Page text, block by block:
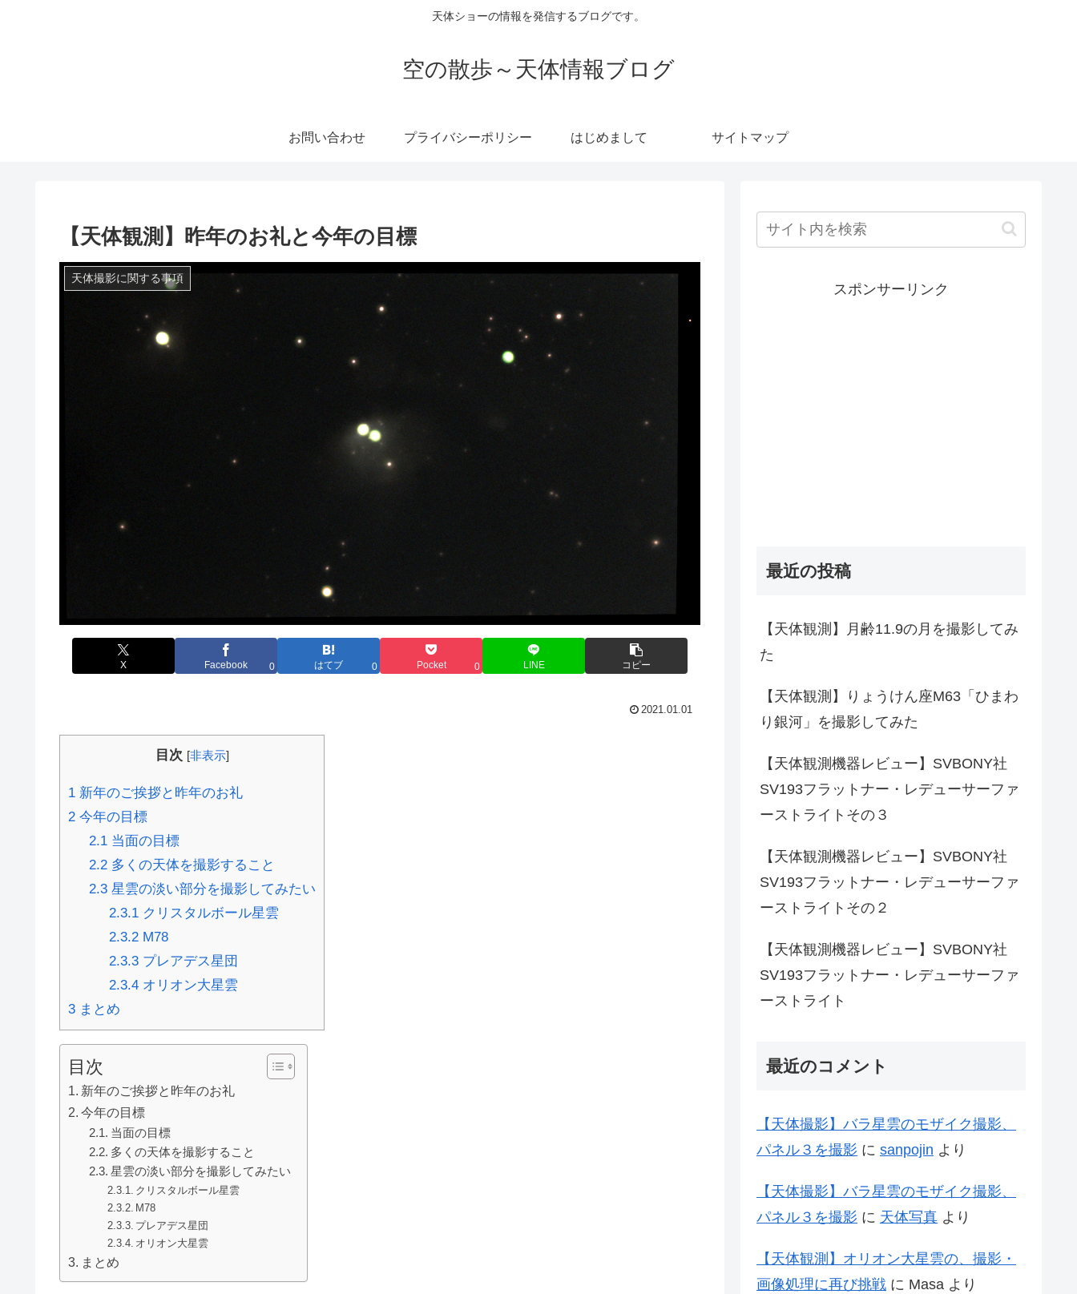
天体ショーの情報を発信するブログです。
空の散歩～天体情報ブログ
お問い合わせ プライバシーポリシー はじめまして サイトマップ
【天体観測】昨年のお礼と今年の目標
天体撮影に関する事項
X Facebook 0 はてブ 0 Pocket 0 LINE コピー
2021.01.01
目次 [非表示]
1 新年のご挨拶と昨年のお礼
2 今年の目標
2.1当面の目標
2.2多くの天体を撮影すること
2.3星雲の淡い部分を撮影してみたい
2.3.1 クリスタルボール星雲
2.3.2 M78
2.3.3 プレアデス星団
2.3.4 オリオン大星雲
3 まとめ
目次
新年のご挨拶と昨年のお礼
今年の目標
当面の目標
多くの天体を撮影すること
星雲の淡い部分を撮影してみたい
クリスタルボール星雲
M78
プレアデス星団
オリオン大星雲
まとめ
スポンサーリンク
最近の投稿
【天体観測】月齢11.9の月を撮影してみ
た
【天体観測】りょうけん座M63「ひまわ
り銀河」を撮影してみた
【天体観測機器レビュー】SVBONY社
SV193フラットナー・レデューサーファ
ーストライトその３
【天体観測機器レビュー】SVBONY社
SV193フラットナー・レデューサーファ
ーストライトその２
【天体観測機器レビュー】SVBONY社
SV193フラットナー・レデューサーファ
ーストライト
最近のコメント
【天体撮影】バラ星雲のモザイク撮影、
パネル３を撮影 に sanpojin より
【天体撮影】バラ星雲のモザイク撮影、
パネル３を撮影 に 天体写真 より
【天体観測】オリオン大星雲の、撮影・
画像処理に再び挑戦 に Masa より